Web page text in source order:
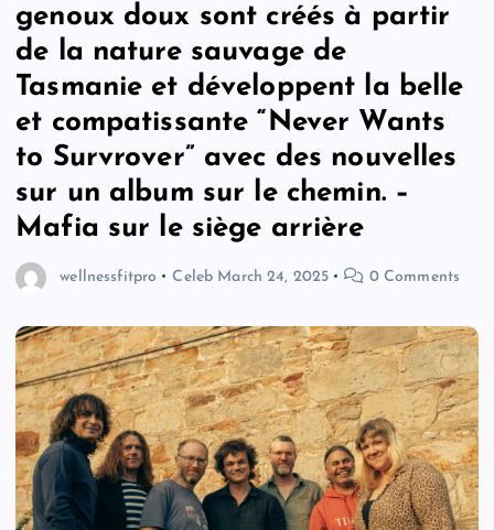
genoux doux sont créés à partir
de la nature sauvage de
Tasmanie et développent la belle
et compatissante “Never Wants
to Survrover” avec des nouvelles
sur un album sur le chemin. –
Mafia sur le siège arrière
wellnessfitpro Celeb March 24, 2025 0 Comments